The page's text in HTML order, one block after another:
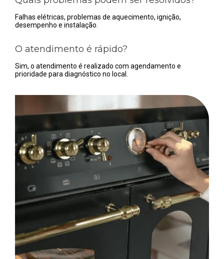
Falhas elétricas, problemas de aquecimento, ignição,
desempenho e instalação.
O atendimento é rápido?
Sim, o atendimento é realizado com agendamento e
prioridade para diagnóstico no local.